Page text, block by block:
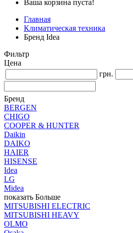
Ваша корзина пуста!
Главная
Климатическая техника
Бренд Idea
Фильтр
Цена
грн.
Бренд
BERGEN
CHIGO
COOPER & HUNTER
Daikin
DAIKO
HAIER
HISENSE
Idea
LG
Midea
показать Больше
MITSUBISHI ELECTRIC
MITSUBISHI HEAVY
OLMO